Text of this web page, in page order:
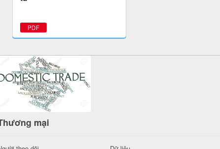
PDF
mại